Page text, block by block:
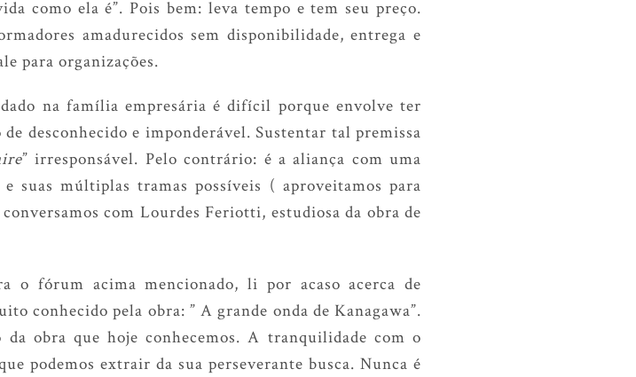
como ela é”. Pois bem: leva tempo e tem seu preço.
amadurecidos sem disponibilidade, entrega e
para organizações.
na família empresária é difícil porque envolve ter
desconhecido e imponderável. Sustentar tal premissa
” irresponsável. Pelo contrário: é a aliança com uma
suas múltiplas tramas possíveis ( aproveitamos para
com Lourdes Feriotti, estudiosa da obra de
o fórum acima mencionado, li por acaso acerca de
conhecido pela obra: ” A grande onda de Kanagawa”.
obra que hoje conhecemos. A tranquilidade com o
podemos extrair da sua perseverante busca. Nunca é